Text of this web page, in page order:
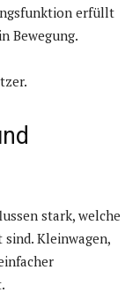
erfüllt
Bewegung.
stark, welche
sind. Kleinwagen,